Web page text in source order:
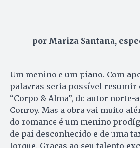
por Mariza Santana,
Um menino e um piano. Com
palavras seria possível resumir
“Corpo & Alma”, do autor
Conroy. Mas a obra vai muito
do romance é um menino
de pai desconhecido e de uma
Iorque. Graças ao seu talento